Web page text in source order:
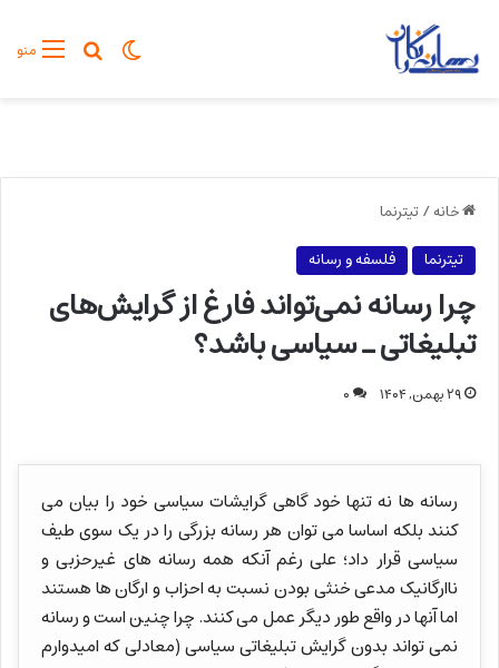
منوجستجو
تغییر پوسته
خانه/تیترنما
تیترنما
فلسفه و رسانه
چرا رسانه نمی‌تواند فارغ از گرایش‌های
تبلیغاتی ـ سیاسی باشد؟
۲۹ بهمن, ۱۴۰۴ ۰
رسانه ها نه تنها خود گاهی گرایشات سیاسی خود را بیان می
کنند بلکه اساسا می توان هر رسانه بزرگی را در یک سوی طیف
سیاسی قرار داد؛ علی رغم آنکه همه رسانه های غیرحزبی و
ناارگانیک مدعی خنثی بودن نسبت به احزاب و ارگان ها هستند
اما آنها در واقع طور دیگر عمل می کنند. چرا چنین است و رسانه
نمی تواند بدون گرایش تبلیغاتی سیاسی (معادلی که امیدوارم